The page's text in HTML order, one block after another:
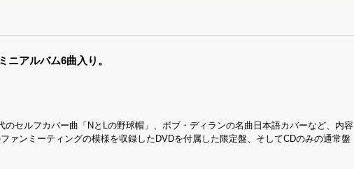
アルバム6曲入り。
セルフカバー曲「NとLの野球帽」、ボブ・ディランの名曲日本語カバーなど、内容
ァンミーティングの模様を収録したDVDを付属した限定盤、そしてCDのみの通常盤